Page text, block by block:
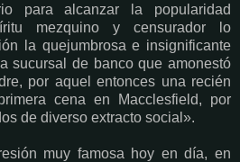
para alcanzar la popularidad
mezquino y censurador lo
la quejumbrosa e insignificante
sucursal de banco que amonestó
por aquel entonces una recién
cena en Macclesfield, por
de diverso extracto social».
muy famosa hoy en día, en